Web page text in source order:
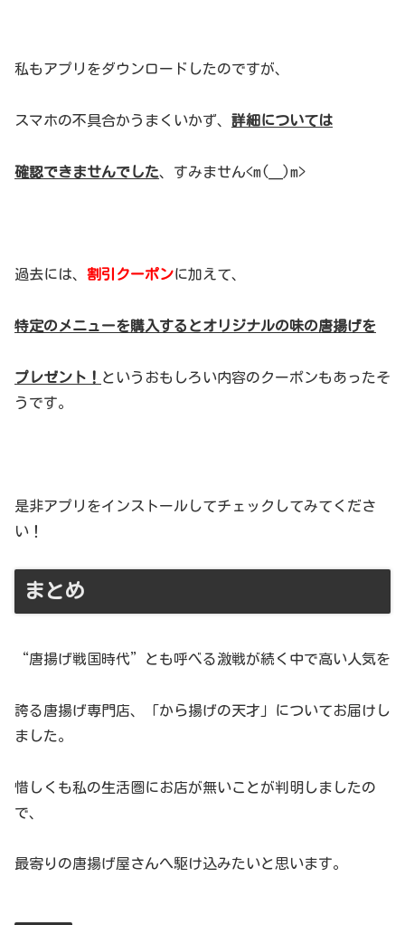
私もアプリをダウンロードしたのですが、
スマホの不具合かうまくいかず、 詳細については
確認できませんでした、すみません<m(__)m>
過去には、 割引クーポンに加えて、
特定のメニューを購入するとオリジナルの味の唐揚げを
プレゼント！ というおもしろい内容のクーポンもあったそ
うです。
是非アプリをインストールしてチェックしてみてくださ
い！
まとめ
“唐揚げ戦国時代”とも呼べる激戦が続く中で高い人気を
誇る唐揚げ専門店、「から揚げの天才」についてお届けし
ました。
惜しくも私の生活圏にお店が無いことが判明しましたの
で、
最寄りの唐揚げ屋さんへ駆け込みたいと思います。